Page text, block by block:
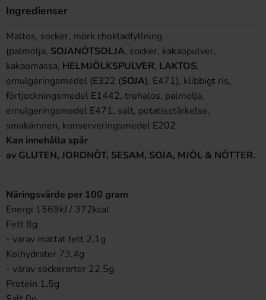
Ingredienser
Maltos, socker, mörk chokladfyllning
(palmolja, SOJANÖTSOLJA, socker, kakaopulver,
kakaomassa, HELMJÖLKSPULVER, LAKTOS,
emulgeringsmedel (E322 (SOJA), E471), klibbigt ris,
förtjockningsmedel E1442, trehalos, palmolja,
emulgeringsmedel E471, salt, potatisstärkelse,
smakämnen, konserveringsmedel E202
Kan innehålla spår
av GLUTEN, JORDNÖT, SESAM, SOJA, MJÖL & NÖTTER.
Näringsvärde per 100 gram
Energi 1569kJ / 372kcal
Fett 8g
- varav mättat fett 2,1g
Kolhydrater 73,4g
- varav sockerarter 22,5g
Protein 1,5g